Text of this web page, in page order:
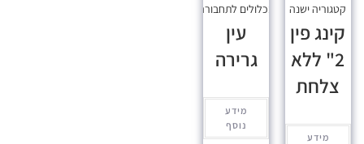
קטגוריה ישנה
קינג פין
2" ללא
צלחת
מידע
מכלולים לתחבורה
עין
גרירה
מידע
נוסף